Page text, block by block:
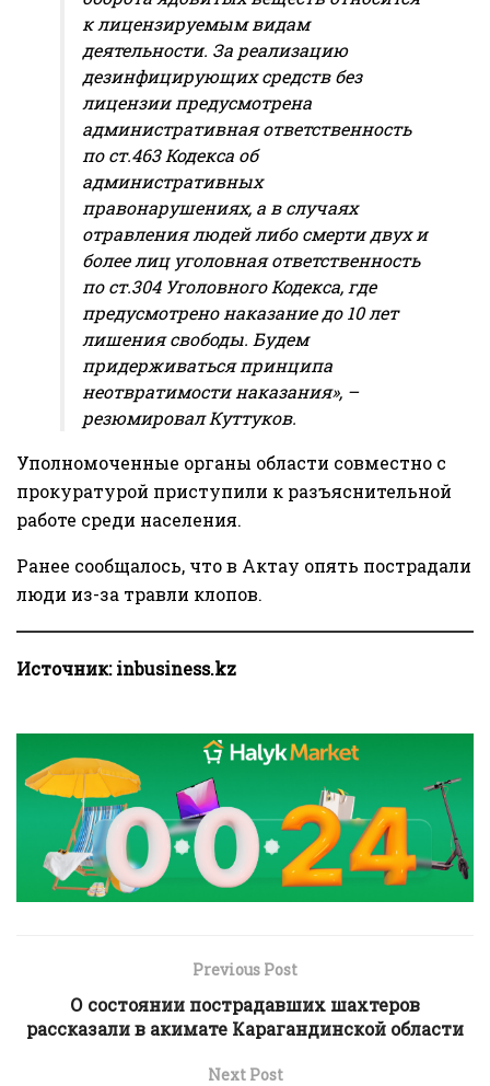
к лицензируемым видам
деятельности. За реализацию
дезинфицирующих средств без
лицензии предусмотрена
административная ответственность
по ст.463 Кодекса об
административных
правонарушениях, а в случаях
отравления людей либо смерти двух и
более лиц уголовная ответственность
по ст.304 Уголовного Кодекса, где
предусмотрено наказание до 10 лет
лишения свободы. Будем
придерживаться принципа
неотвратимости наказания», –
резюмировал Куттуков.
Уполномоченные органы области совместно с
прокуратурой приступили к разъяснительной
работе среди населения.
Ранее сообщалось, что в Актау опять пострадали
люди из-за травли клопов.
Источник:inbusiness.kz
Previous Post
О состоянии пострадавших шахтеров
рассказали в акимате Карагандинской области
Next Post